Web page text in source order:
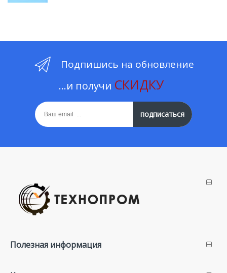
Подпишись на обновление
...и получи СКИДКУ
подписаться
Полезная информация